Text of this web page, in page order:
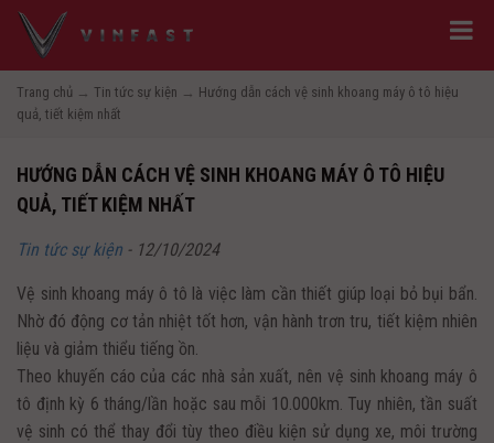
Trang chủ → Tin tức sự kiện → Hướng dẫn cách vệ sinh khoang máy ô tô hiệu
quả, tiết kiệm nhất
HƯỚNG DẪN CÁCH VỆ SINH KHOANG MÁY Ô TÔ HIỆU
QUẢ, TIẾT KIỆM NHẤT
Tin tức sự kiện - 12/10/2024
Vệ sinh khoang máy ô tô là việc làm cần thiết giúp loại bỏ bụi bẩn.
Nhờ đó động cơ tản nhiệt tốt hơn, vận hành trơn tru, tiết kiệm nhiên
liệu và giảm thiểu tiếng ồn.
Theo khuyến cáo của các nhà sản xuất, nên vệ sinh khoang máy ô
tô định kỳ 6 tháng/lần hoặc sau mỗi 10.000km. Tuy nhiên, tần suất
vệ sinh có thể thay đổi tùy theo điều kiện sử dụng xe, môi trường